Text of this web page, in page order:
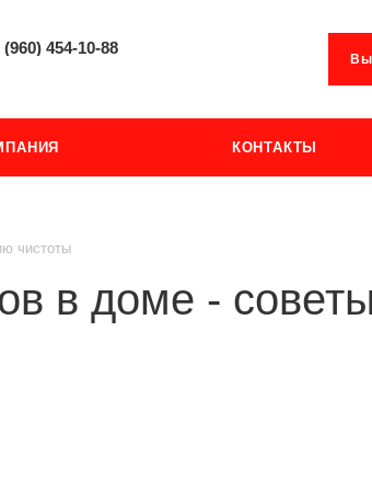
(960) 454-10-88
КОНТАКТЫ
чистоты
в доме -